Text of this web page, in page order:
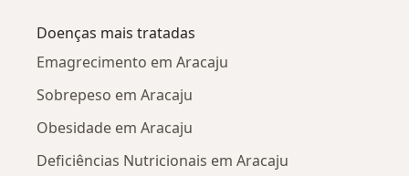
Doenças mais tratadas
Emagrecimento em Aracaju
Sobrepeso em Aracaju
Obesidade em Aracaju
Deficiências Nutricionais em Aracaju